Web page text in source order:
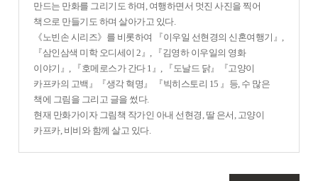
만드는 만화를 그리기도 하며, 여행하면서 멋진 사진을 찍어
책으로 만들기도 하며 살아가고 있다.
《노빈손 시리즈》를 비롯하여 『이우일 선현경의 신혼여행기』,
『삼인삼색 미학 오디세이 2』, 『김영하 이우일의 영화
이야기』, 『호메로스가 간다 1』, 『도날드 닭』『고양이
카프카의 고백』『생각 혁명』 『빅히스토리 15 』등, 수 많은
책에 그림을 그리고 글을 썼다.
현재 만화가이자 그림책 작가인 아내 선현경, 딸 은서, 고양이
카프카, 비비와 함께 살고 있다.